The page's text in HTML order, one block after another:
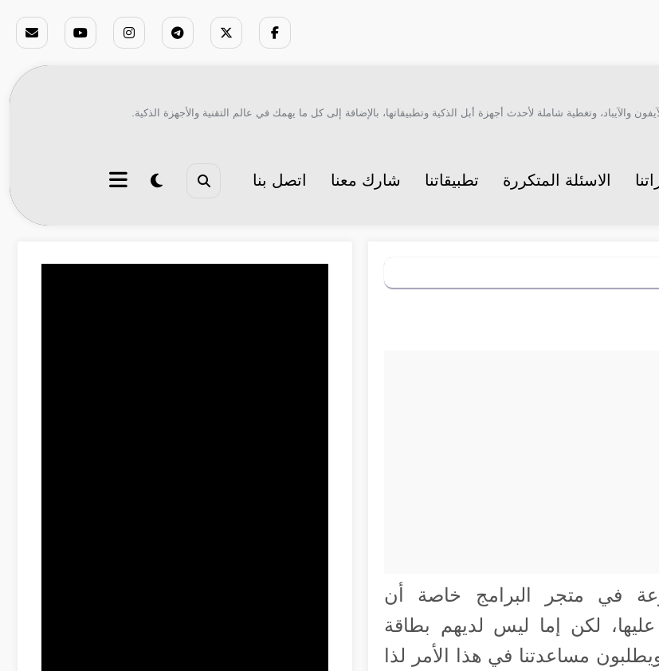
والآيباد، وتغطية شاملة لأحدث أجهزة أبل الذكية وتطبيقاتها، بالإضافة إلى كل ما يهمك في عالم التقنية والأجهزة الذكية.
الاسئلة المتكررة تطبيقاتنا شارك معنا اتصل بنا
في متجر البرامج خاصة أن
لكن إما ليس لديهم بطاقة
مساعدتنا في هذا الأمر لذا